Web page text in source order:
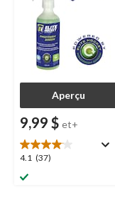
Aperçu
9,99 $ et+
4.1 (37)
4.1
étoile(s)